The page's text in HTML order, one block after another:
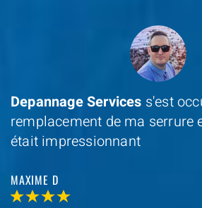
Depannage Services s'est
remplacement de ma serrure
était impressionnant
MAXIME D